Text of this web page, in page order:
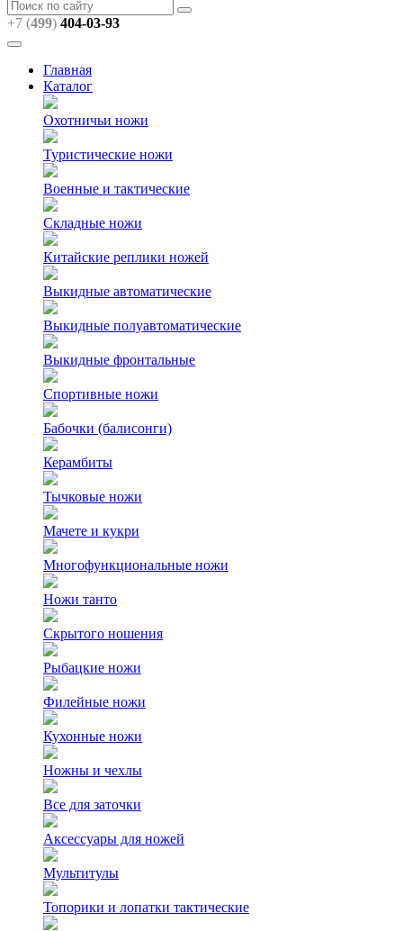
+7 (499) 404-03-93
Главная
Каталог
Охотничьи ножи
Туристические ножи
Военные и тактические
Складные ножи
Китайские реплики ножей
Выкидные автоматические
Выкидные полуавтоматические
Выкидные фронтальные
Спортивные ножи
Бабочки (балисонги)
Керамбиты
Тычковые ножи
Мачете и кукри
Многофункциональные ножи
Ножи танто
Скрытого ношения
Рыбацкие ножи
Филейные ножи
Кухонные ножи
Ножны и чехлы
Все для заточки
Аксессуары для ножей
Мультитулы
Топорики и лопатки тактические